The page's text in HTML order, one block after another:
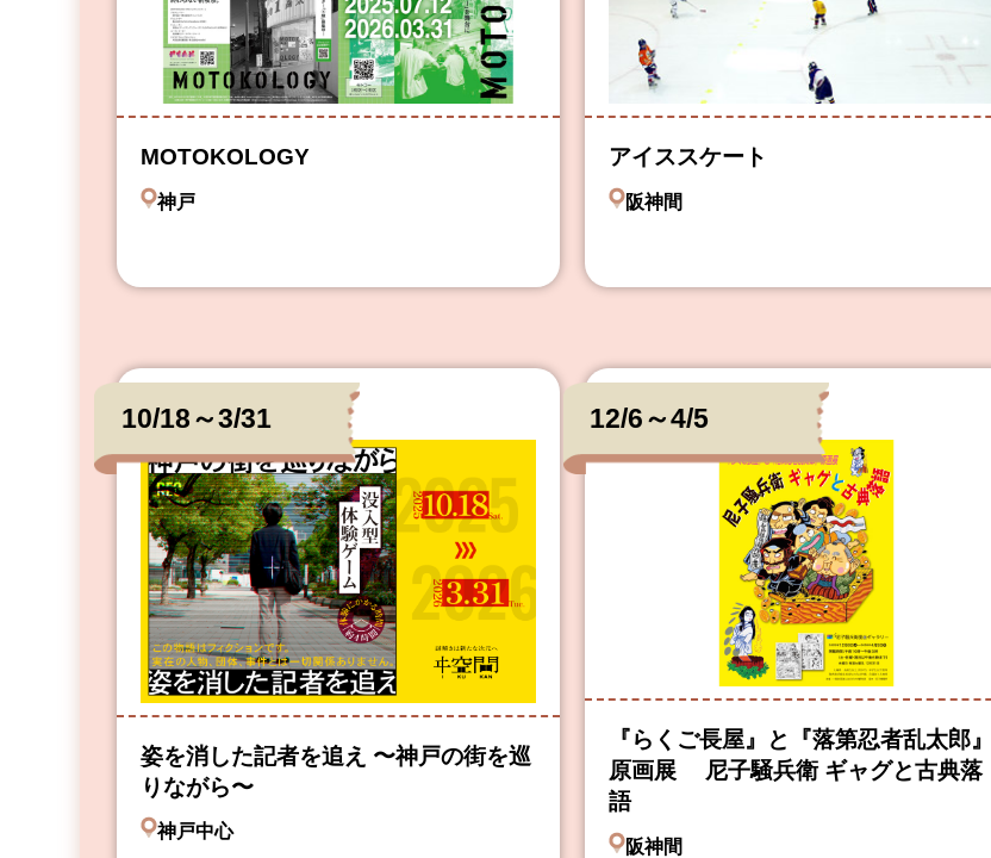
MOTOKOLOGY
神戸
アイススケート
阪神間
10/18～3/31
姿を消した記者を追え 〜神戸の街を巡
りながら〜
神戸中心
12/6～4/5
『らくご長屋』と『落第忍者乱太郎』
原画展 尼子騒兵衛 ギャグと古典落
語
阪神間